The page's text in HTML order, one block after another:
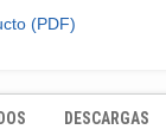
(PDF)
DESCARGAS